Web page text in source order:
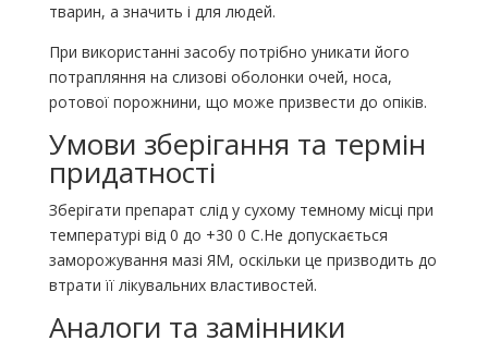
тварин, а значить і для людей.
При використанні засобу потрібно уникати його
потрапляння на слизові оболонки очей, носа,
ротової порожнини, що може призвести до опіків.
Умови зберігання та термін
придатності
Зберігати препарат слід у сухому темному місці при
температурі від 0 до +30 0 С.Не допускається
заморожування мазі ЯМ, оскільки це призводить до
втрати її лікувальних властивостей.
Аналоги та замінники